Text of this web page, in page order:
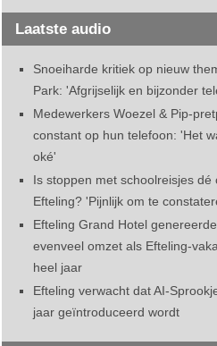
Laatste audio
Snoeiharde kritiek op nieuw
Park: 'Afgrijselijk en bijzonder
Medewerkers Woezel & Pip-
constant op hun telefoon: 'Het
oké'
Is stoppen met schoolreisjes dé
Efteling? 'Pijnlijk om te
Efteling Grand Hotel
evenveel omzet als Efteling-
heel jaar
Efteling verwacht dat AI-
jaar geïntroduceerd wordt